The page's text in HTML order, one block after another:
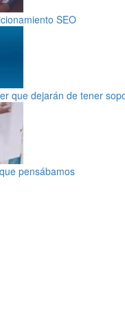
SEO
que dejarán de tener
pensábamos